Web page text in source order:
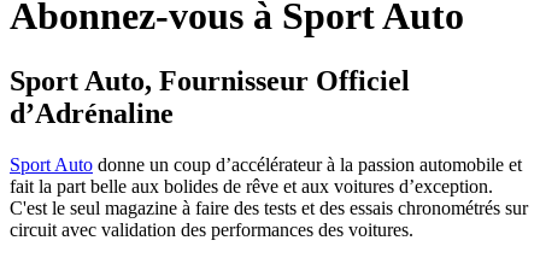
Abonnez-vous à Sport Auto
Sport Auto, Fournisseur Officiel
d’Adrénaline
Sport Auto donne un coup d’accélérateur à la passion automobile et
fait la part belle aux bolides de rêve et aux voitures d’exception.
C'est le seul magazine à faire des tests et des essais chronométrés sur
circuit avec validation des performances des voitures.